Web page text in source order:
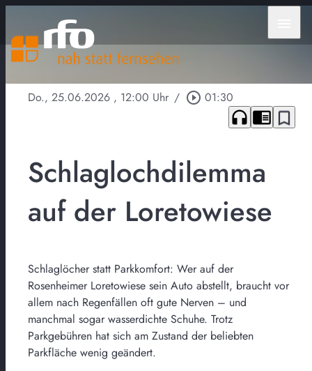
Do., 25.06.2026 , 12:00 Uhr / play_circle_outline 01:30
headphones chrome_reader_mode bookmark_border
Schlaglochdilemma
auf der Loretowiese
Schlaglöcher statt Parkkomfort: Wer auf der
Rosenheimer Loretowiese sein Auto abstellt, braucht vor
allem nach Regenfällen oft gute Nerven – und
manchmal sogar wasserdichte Schuhe. Trotz
Parkgebühren hat sich am Zustand der beliebten
Parkfläche wenig geändert.